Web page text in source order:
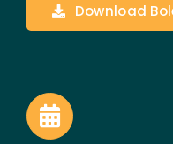
SERVIÇOS
ECOSSISTEMA
NOTÍCIAS
Download